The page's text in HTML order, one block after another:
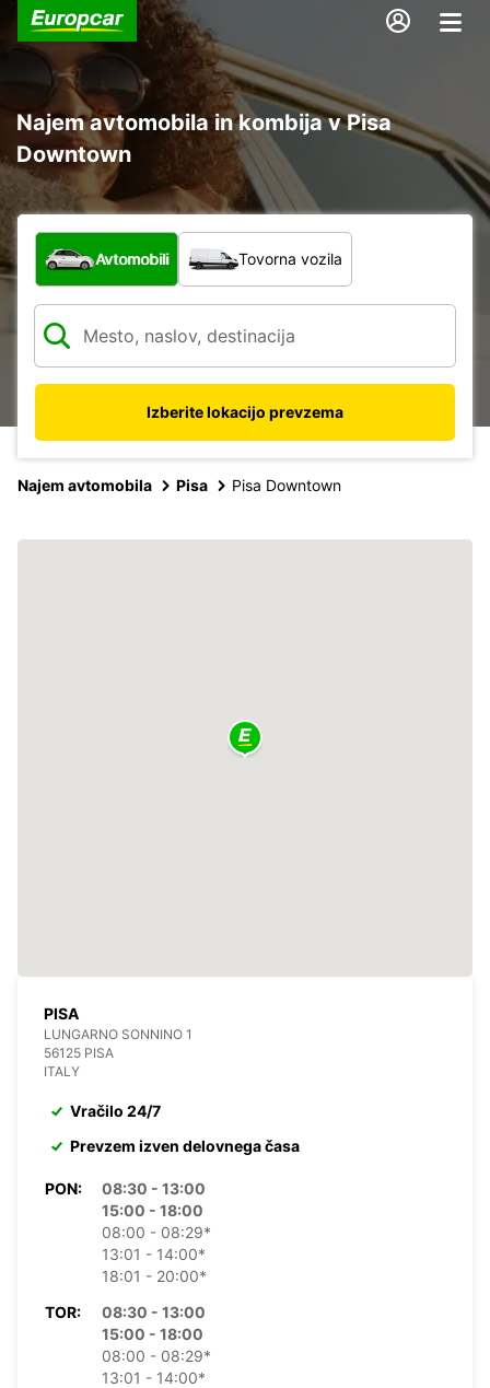
Najem avtomobila in kombija v Pisa
Downtown
Katera vrsta vozila?
Avtomobili Tovorna vozila
Izberite lokacijo prevzema
Najem avtomobila Pisa Pisa Downtown
PISA
LUNGARNO SONNINO 1
56125 PISA
ITALY
Vračilo 24/7
Prevzem izven delovnega časa
PON:
08:30 - 13:00
15:00 - 18:00
08:00 - 08:29*
13:01 - 14:00*
18:01 - 20:00*
TOR:
08:30 - 13:00
15:00 - 18:00
08:00 - 08:29*
13:01 - 14:00*